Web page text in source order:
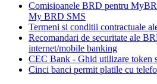
Comisioanele BRD pentru
My BRD SMS
Termeni si conditii contractuale
Recomandari de securitate ale
internet/mobile banking
CEC Bank - Ghid utilizare token
Cinci banci permit platile cu